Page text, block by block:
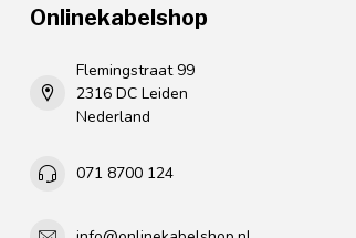
Onlinekabelshop
Flemingstraat 99
2316 DC Leiden
Nederland
071 8700 124